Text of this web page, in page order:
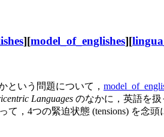
][model_of_englishes][
いう問題について，
Languages のなかに，英語を扱
，4つの緊迫状態 (tensions) を念頭